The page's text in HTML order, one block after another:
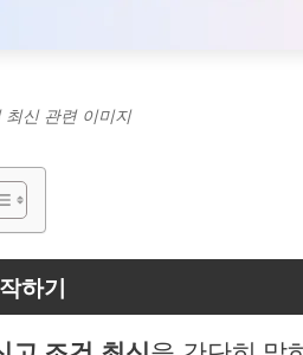
신 관련 이미지
하기